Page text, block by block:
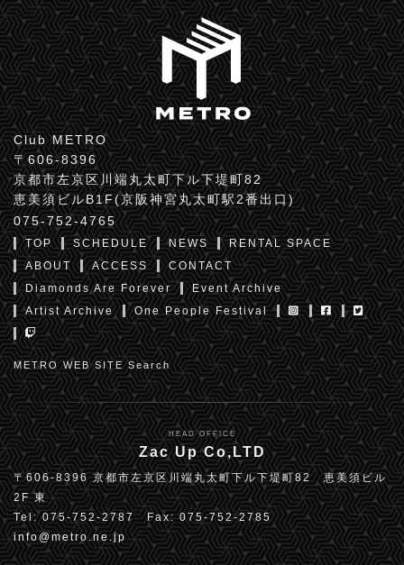
Club METRO
〒606-8396
京都市左京区川端丸太町下ル下堤町82
恵美須ビルB1F(京阪神宮丸太町駅2番出口)
075-752-4765
TOP SCHEDULE NEWS
RENTAL SPACE
ABOUT
ACCESS
CONTACT
Diamonds Are Forever
Event Archive
Artist Archive
One People Festival
METRO WEB SITE Search
HEAD OFFICE
Zac Up Co,LTD
〒606-8396 京都市左京区川端丸太町下ル下堤町82 恵美須ビル
2F 東
Tel: 075-752-2787 Fax: 075-752-2785
info@metro.ne.jp